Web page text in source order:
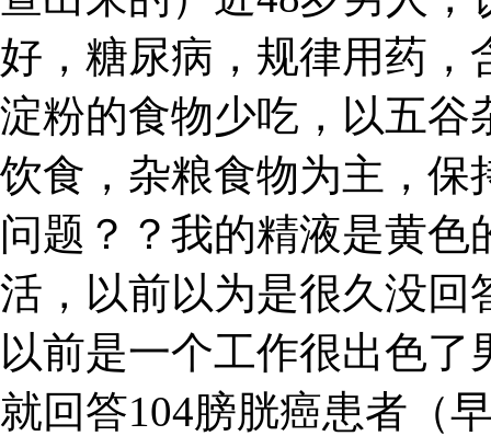
好，糖尿病，规律用药，
淀粉的食物少吃，以五谷
饮食，杂粮食物为主，保
问题？？我的精液是黄
活，以前以为是很久没回
以前是一个工作很出色了
就回答104膀胱癌患者（